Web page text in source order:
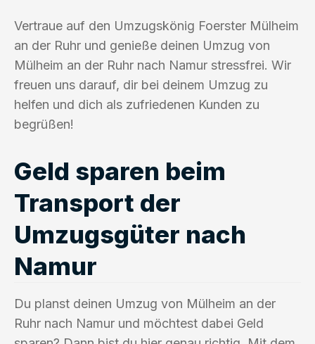
Vertraue auf den Umzugskönig Foerster Mülheim
an der Ruhr und genieße deinen Umzug von
Mülheim an der Ruhr nach Namur stressfrei. Wir
freuen uns darauf, dir bei deinem Umzug zu
helfen und dich als zufriedenen Kunden zu
begrüßen!
Geld sparen beim
Transport der
Umzugsgüter nach
Namur
Du planst deinen Umzug von Mülheim an der
Ruhr nach Namur und möchtest dabei Geld